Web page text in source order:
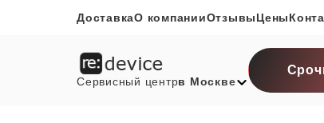
ДоставкаО компанииОтзывыЦены
Сервисный центрв Москве